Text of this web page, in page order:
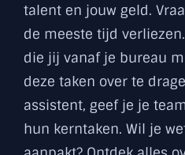
talent en jouw geld.
de meeste tijd
die jij vanaf je bureau
deze taken over te
assistent, geef je je
hun kerntaken. Wil je